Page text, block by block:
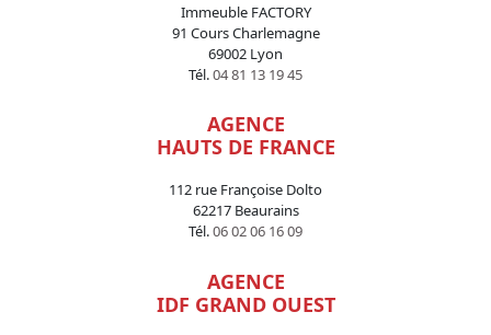
Immeuble FACTORY
91 Cours Charlemagne
69002 Lyon
Tél.04 81 13 19 45
AGENCE
HAUTS DE FRANCE
112 rue Françoise Dolto
62217 Beaurains
Tél.06 02 06 16 09
AGENCE
IDF GRAND OUEST